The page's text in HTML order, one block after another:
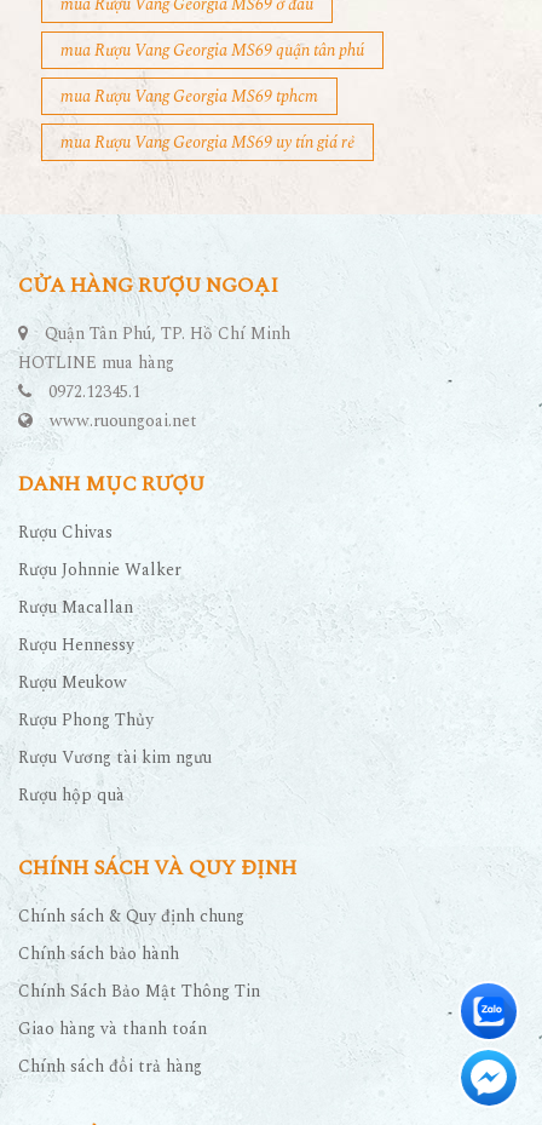
mua Rượu Vang Georgia MS69 quận tân phú
mua Rượu Vang Georgia MS69 tphcm
mua Rượu Vang Georgia MS69 uy tín giá rẻ
CỬA HÀNG RƯỢU NGOẠI
Quận Tân Phú, TP. Hồ Chí Minh
HOTLINE mua hàng
0972.12345.1
www.ruoungoai.net
DANH MỤC RƯỢU
Rượu Chivas
Rượu Johnnie Walker
Rượu Macallan
Rượu Hennessy
Rượu Meukow
Rượu Phong Thủy
Rượu Vương tài kim ngưu
Rượu hộp quà
CHÍNH SÁCH VÀ QUY ĐỊNH
Chính sách & Quy định chung
Chính sách bảo hành
Chính Sách Bảo Mật Thông Tin
Giao hàng và thanh toán
Chính sách đổi trả hàng